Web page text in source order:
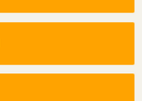
träprodukter och
samhälle och